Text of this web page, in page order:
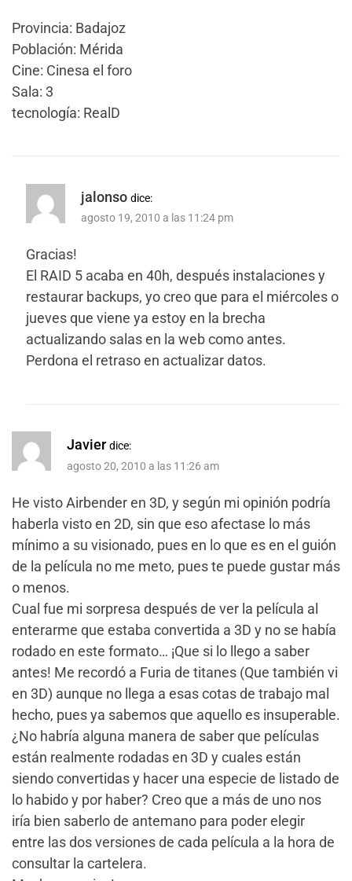
Provincia: Badajoz
Población: Mérida
Cine: Cinesa el foro
Sala: 3
tecnología: RealD
jalonso dice:
agosto 19, 2010 a las 11:24 pm
Gracias!
El RAID 5 acaba en 40h, después instalaciones y
restaurar backups, yo creo que para el miércoles o
jueves que viene ya estoy en la brecha
actualizando salas en la web como antes.
Perdona el retraso en actualizar datos.
Javier dice:
agosto 20, 2010 a las 11:26 am
He visto Airbender en 3D, y según mi opinión podría
haberla visto en 2D, sin que eso afectase lo más
mínimo a su visionado, pues en lo que es en el guión
de la película no me meto, pues te puede gustar más
o menos.
Cual fue mi sorpresa después de ver la película al
enterarme que estaba convertida a 3D y no se había
rodado en este formato… ¡Que si lo llego a saber
antes! Me recordó a Furia de titanes (Que también vi
en 3D) aunque no llega a esas cotas de trabajo mal
hecho, pues ya sabemos que aquello es insuperable.
¿No habría alguna manera de saber que películas
están realmente rodadas en 3D y cuales están
siendo convertidas y hacer una especie de listado de
lo habido y por haber? Creo que a más de uno nos
iría bien saberlo de antemano para poder elegir
entre las dos versiones de cada película a la hora de
consultar la cartelera.